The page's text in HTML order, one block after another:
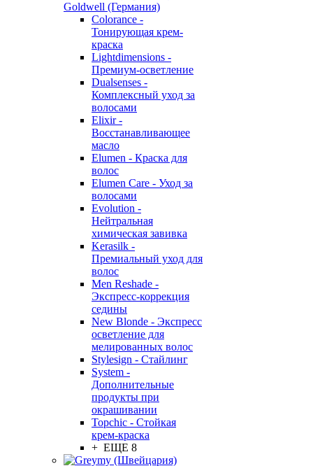
Goldwell (Германия)
Colorance -
Тонирующая крем-
краска
Lightdimensions -
Премиум-осветление
Dualsenses -
Комплексный уход за
волосами
Elixir -
Восстанавливающее
масло
Elumen - Краска для
волос
Elumen Care - Уход за
волосами
Evolution -
Нейтральная
химическая завивка
Kerasilk -
Премиальный уход для
волос
Men Reshade -
Экспресс-коррекция
седины
New Blonde - Экспресс
осветление для
мелированных волос
Stylesign - Стайлинг
System -
Дополнительные
продукты при
окрашивании
Topchic - Стойкая
крем-краска
+ ЕЩЕ 8